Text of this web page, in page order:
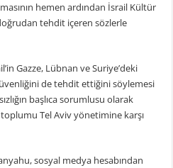
hemen ardından İsrail Kültür
tehdit içeren sözlerle
Gazze, Lübnan ve Suriye’deki
de tehdit ettiğini söylemesi
başlıca sorumlusu olarak
Tel Aviv yönetimine karşı
sosyal medya hesabından